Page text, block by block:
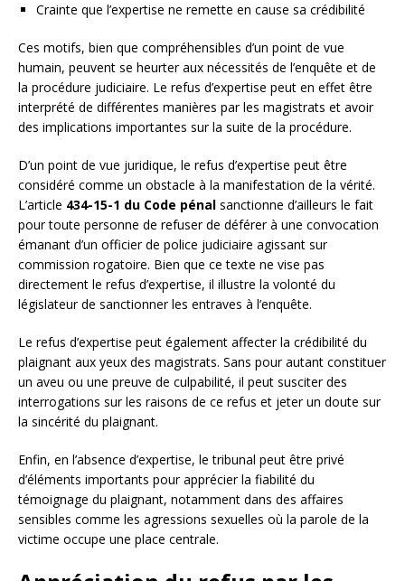
Crainte que l’expertise ne remette en cause sa crédibilité
Ces motifs, bien que compréhensibles d’un point de vue
humain, peuvent se heurter aux nécessités de l’enquête et de
la procédure judiciaire. Le refus d’expertise peut en effet être
interprété de différentes manières par les magistrats et avoir
des implications importantes sur la suite de la procédure.
D’un point de vue juridique, le refus d’expertise peut être
considéré comme un obstacle à la manifestation de la vérité.
L’article 434-15-1 du Code pénal sanctionne d’ailleurs le fait
pour toute personne de refuser de déférer à une convocation
émanant d’un officier de police judiciaire agissant sur
commission rogatoire. Bien que ce texte ne vise pas
directement le refus d’expertise, il illustre la volonté du
législateur de sanctionner les entraves à l’enquête.
Le refus d’expertise peut également affecter la crédibilité du
plaignant aux yeux des magistrats. Sans pour autant constituer
un aveu ou une preuve de culpabilité, il peut susciter des
interrogations sur les raisons de ce refus et jeter un doute sur
la sincérité du plaignant.
Enfin, en l’absence d’expertise, le tribunal peut être privé
d’éléments importants pour apprécier la fiabilité du
témoignage du plaignant, notamment dans des affaires
sensibles comme les agressions sexuelles où la parole de la
victime occupe une place centrale.